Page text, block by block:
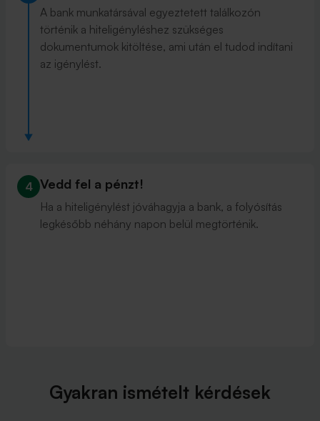
A bank munkatársával egyeztetett találkozón
történik a hiteligényléshez szükséges
dokumentumok kitöltése, ami után el tudod indítani
az igénylést.
4 Vedd fel a pénzt!
Ha a hiteligénylést jóváhagyja a bank, a folyósítás
legkésőbb néhány napon belül megtörténik.
Gyakran ismételt kérdések